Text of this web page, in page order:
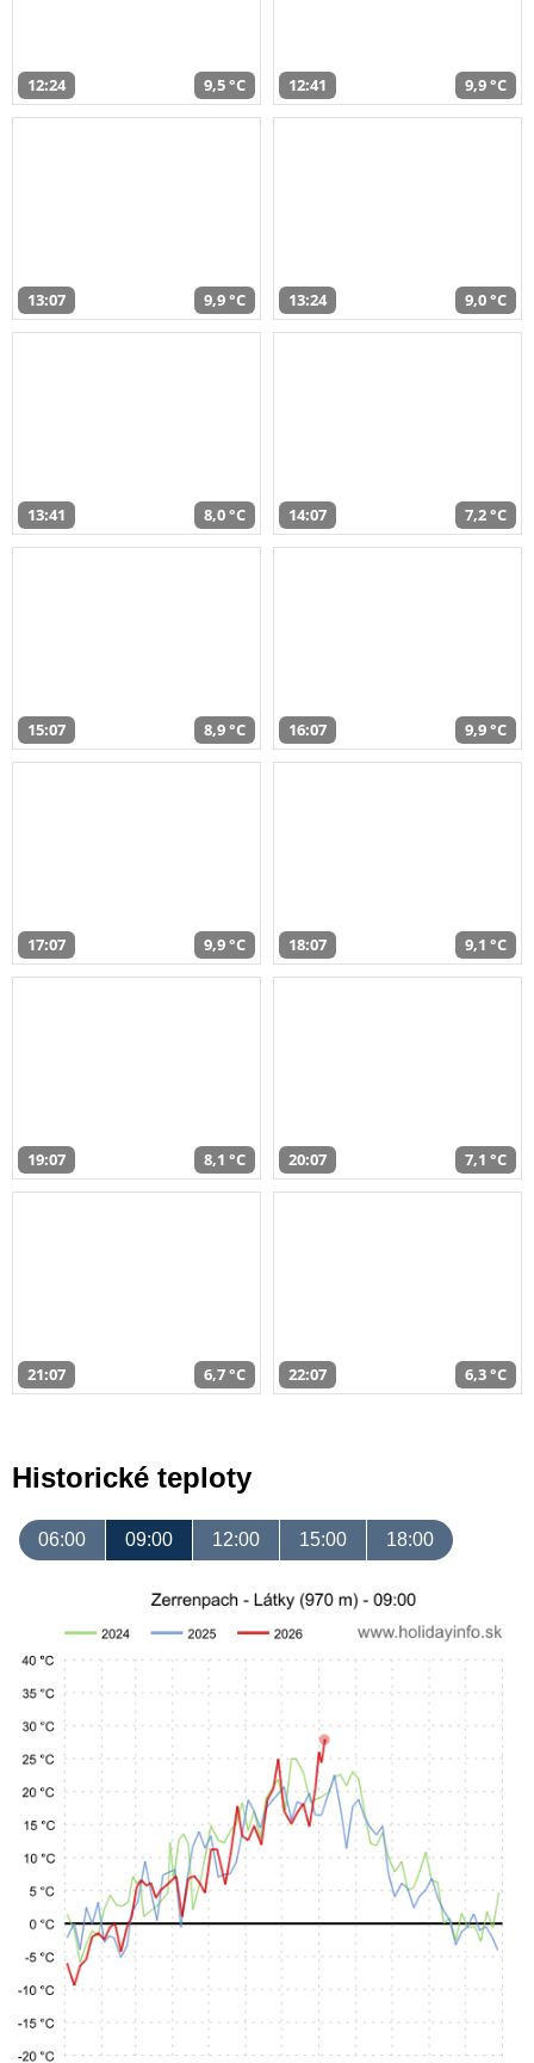
12:24 9,5 °C 12:41 9,9 °C
13:07 9,9 °C 13:24 9,0 °C
13:41 8,0 °C 14:07 7,2 °C
15:07 8,9 °C 16:07 9,9 °C
17:07 9,9 °C 18:07 9,1 °C
19:07 8,1 °C 20:07 7,1 °C
21:07 6,7 °C 22:07 6,3 °C
Historické teploty
06:00 09:00 12:00 15:00 18:00